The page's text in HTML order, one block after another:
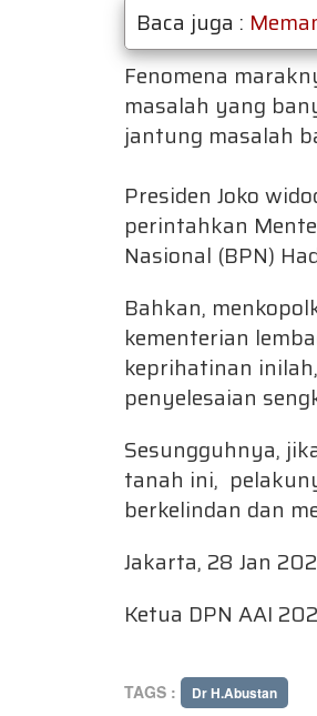
Baca juga :
Fenomena
masalah yang
jantung masalah
Presiden Joko
perintahkan
Nasional (BPN)
Bahkan,
kementerian
keprihatinan
penyelesaian
Sesungguhnya,
tanah ini,
berkelindan dan
Jakarta, 28 Jan
Ketua DPN AAI
TAGS : Dr H.Abustan